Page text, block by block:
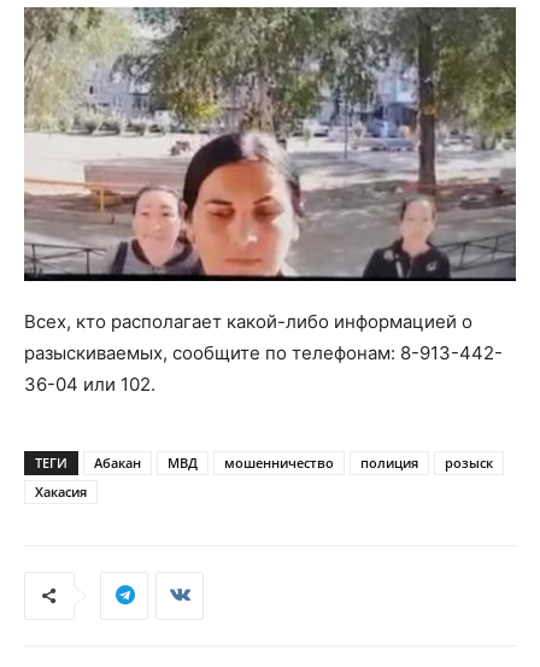
Всех, кто располагает какой-либо информацией о
разыскиваемых, сообщите по телефонам: 8-913-442-
36-04 или 102.
ТЕГИ Абакан МВД мошенничество полиция
розыск
Хакасия